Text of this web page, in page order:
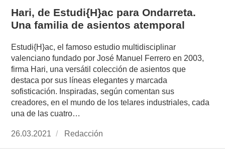
Hari, de Estudi{H}ac para Ondarreta.
Una familia de asientos atemporal
Estudi{H}ac, el famoso estudio multidisciplinar
valenciano fundado por José Manuel Ferrero en 2003,
firma Hari, una versátil colección de asientos que
destaca por sus líneas elegantes y marcada
sofisticación. Inspiradas, según comentan sus
creadores, en el mundo de los telares industriales, cada
una de las cuatro…
Publicado
26.03.2021 https://www.experimenta.es/author/redaccion/
Redacción